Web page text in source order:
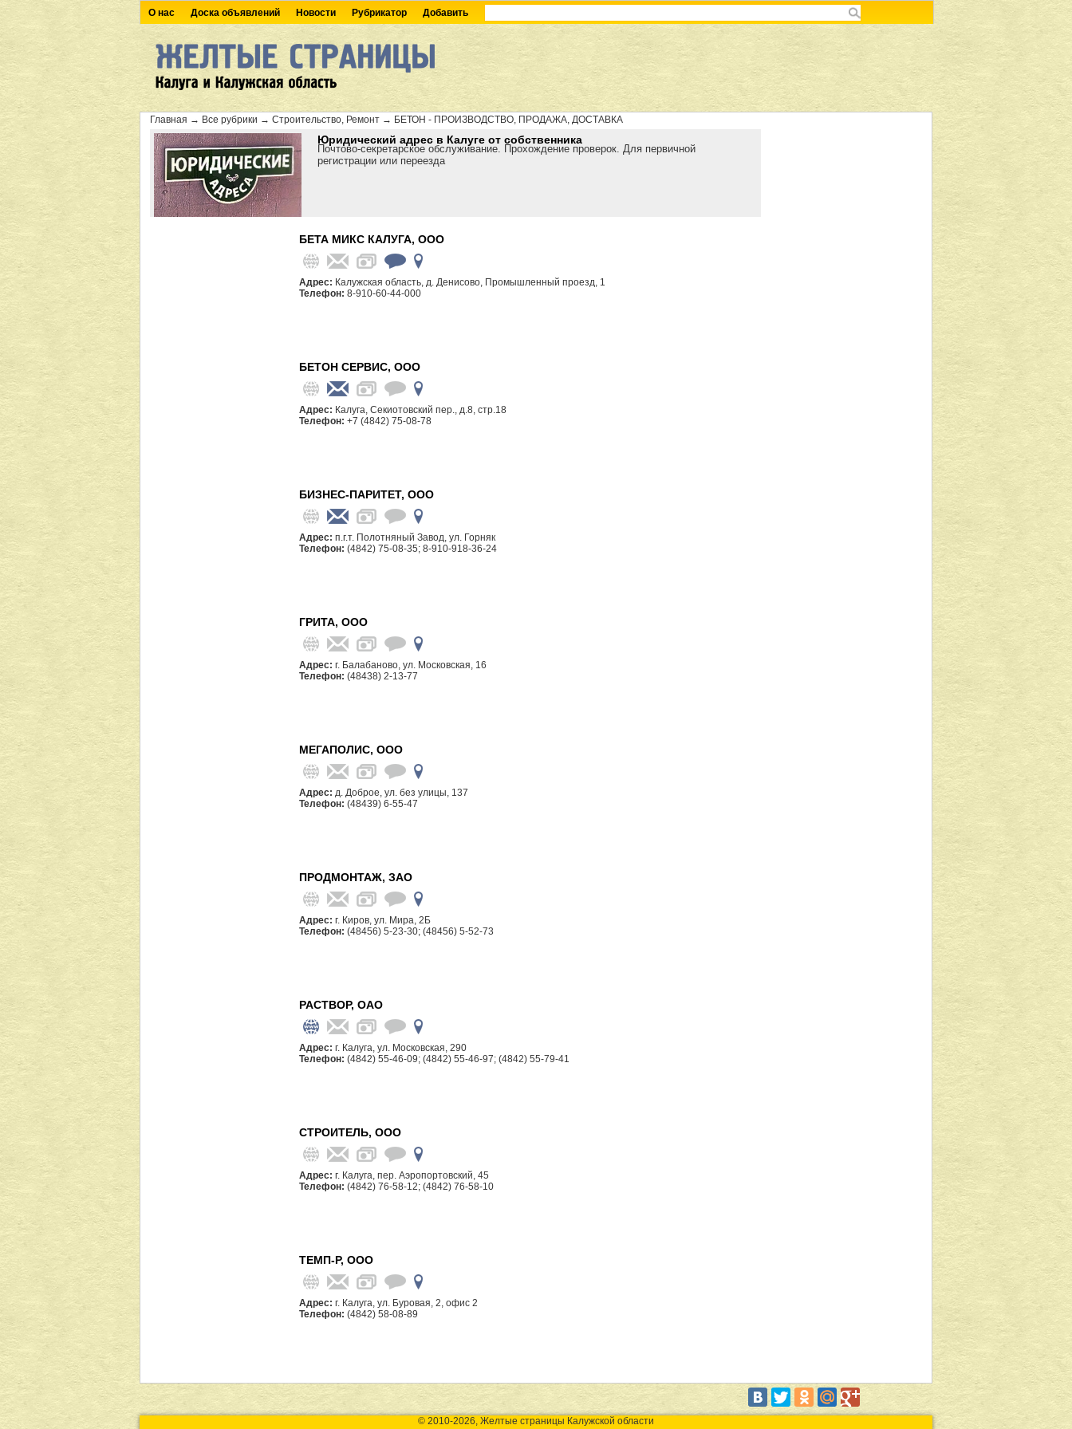
О нас Доска объявлений Новости Рубрикатор Добавить
Главная → Все рубрики → Строительство, Ремонт → БЕТОН - ПРОИЗВОДСТВО, ПРОДАЖА, ДОСТАВКА
Юридический адрес в Калуге от собственника
Почтово-секретарское обслуживание. Прохождение проверок. Для первичной
регистрации или переезда
БЕТА МИКС КАЛУГА, ООО
Адрес: Калужская область, д. Денисово, Промышленный проезд, 1
Телефон: 8-910-60-44-000
БЕТОН СЕРВИС, ООО
Адрес: Калуга, Секиотовский пер., д.8, стр.18
Телефон: +7 (4842) 75-08-78
БИЗНЕС-ПАРИТЕТ, ООО
Адрес: п.г.т. Полотняный Завод, ул. Горняк
Телефон: (4842) 75-08-35; 8-910-918-36-24
ГРИТА, ООО
Адрес: г. Балабаново, ул. Московская, 16
Телефон: (48438) 2-13-77
МЕГАПОЛИС, ООО
Адрес: д. Доброе, ул. без улицы, 137
Телефон: (48439) 6-55-47
ПРОДМОНТАЖ, ЗАО
Адрес: г. Киров, ул. Мира, 2Б
Телефон: (48456) 5-23-30; (48456) 5-52-73
РАСТВОР, ОАО
Адрес: г. Калуга, ул. Московская, 290
Телефон: (4842) 55-46-09; (4842) 55-46-97; (4842) 55-79-41
СТРОИТЕЛЬ, ООО
Адрес: г. Калуга, пер. Аэропортовский, 45
Телефон: (4842) 76-58-12; (4842) 76-58-10
ТЕМП-Р, ООО
Адрес: г. Калуга, ул. Буровая, 2, офис 2
Телефон: (4842) 58-08-89
© 2010-2026, Желтые страницы Калужской области